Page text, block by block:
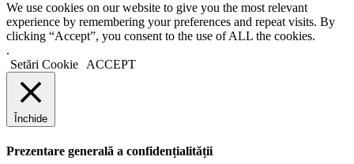
We use cookies on our website to give you the most relevant
experience by remembering your preferences and repeat visits. By
clicking “Accept”, you consent to the use of ALL the cookies.
.
Setări Cookie
ACCEPT
Închide
Prezentare generală a confidențialității